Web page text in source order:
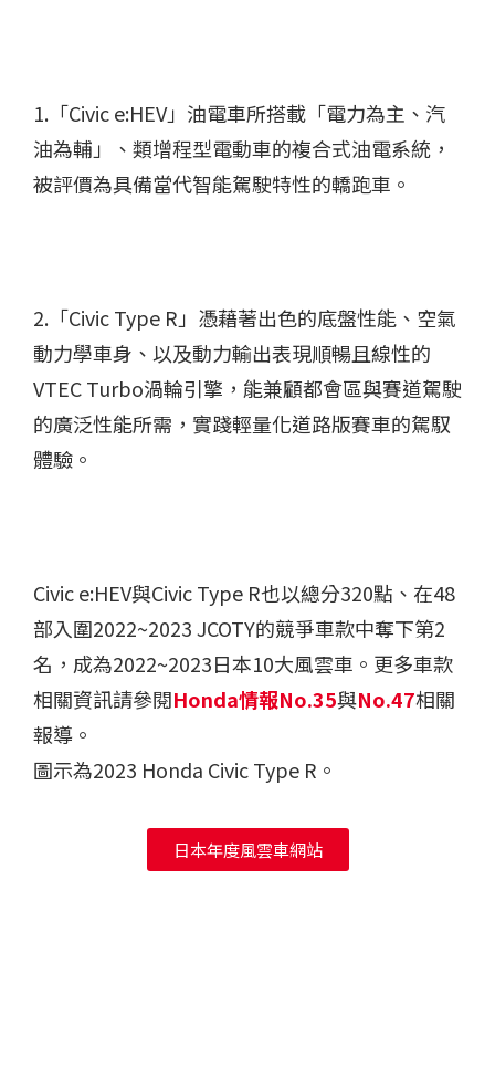
1.「Civic e:HEV」油電車所搭載「電力為主、汽
油為輔」、類增程型電動車的複合式油電系統，
被評價為具備當代智能駕駛特性的轎跑車。
2.「Civic Type R」憑藉著出色的底盤性能、空氣
動力學車身、以及動力輸出表現順暢且線性的
VTEC Turbo渦輪引擎，能兼顧都會區與賽道駕駛
的廣泛性能所需，實踐輕量化道路版賽車的駕馭
體驗。
Civic e:HEV與Civic Type R也以總分320點、在48
部入圍2022~2023 JCOTY的競爭車款中奪下第2
名，成為2022~2023日本10大風雲車。更多車款
相關資訊請參閱Honda情報No.35與No.47相關
報導。
圖示為2023 Honda Civic Type R。
日本年度風雲車網站